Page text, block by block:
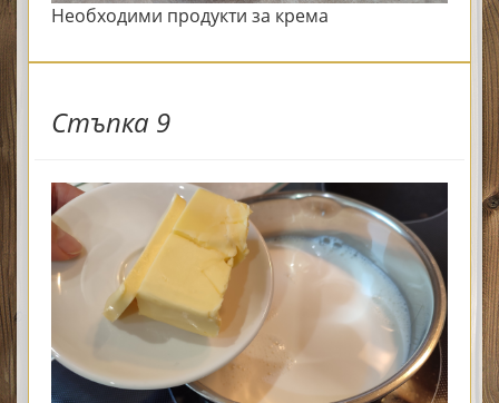
Необходими продукти за крема
Стъпка 9